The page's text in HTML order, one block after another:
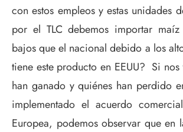
con estos empleos y estas unidades
por el TLC debemos importar
bajos que el nacional debido a los
tiene este producto en EEUU? Si
han ganado y quiénes han perdido
implementado el acuerdo
Europea, podemos observar que en